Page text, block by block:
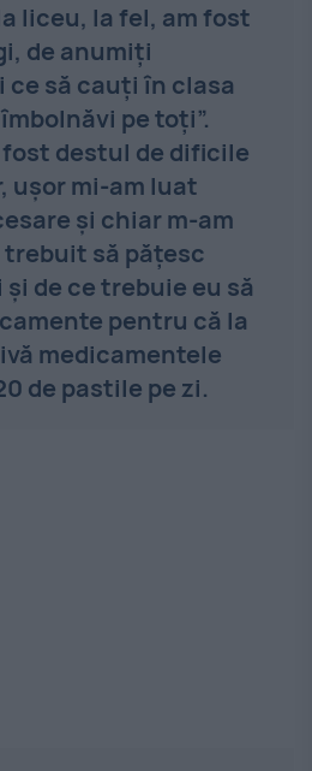
liceu, la fel, am fost
de anumiţi
ce să cauţi în clasa
pe toţi”.
destul de dificile
uşor mi-am luat
şi chiar m-am
să păţesc
de ce trebuie eu să
pentru că la
medicamentele
de pastile pe zi.